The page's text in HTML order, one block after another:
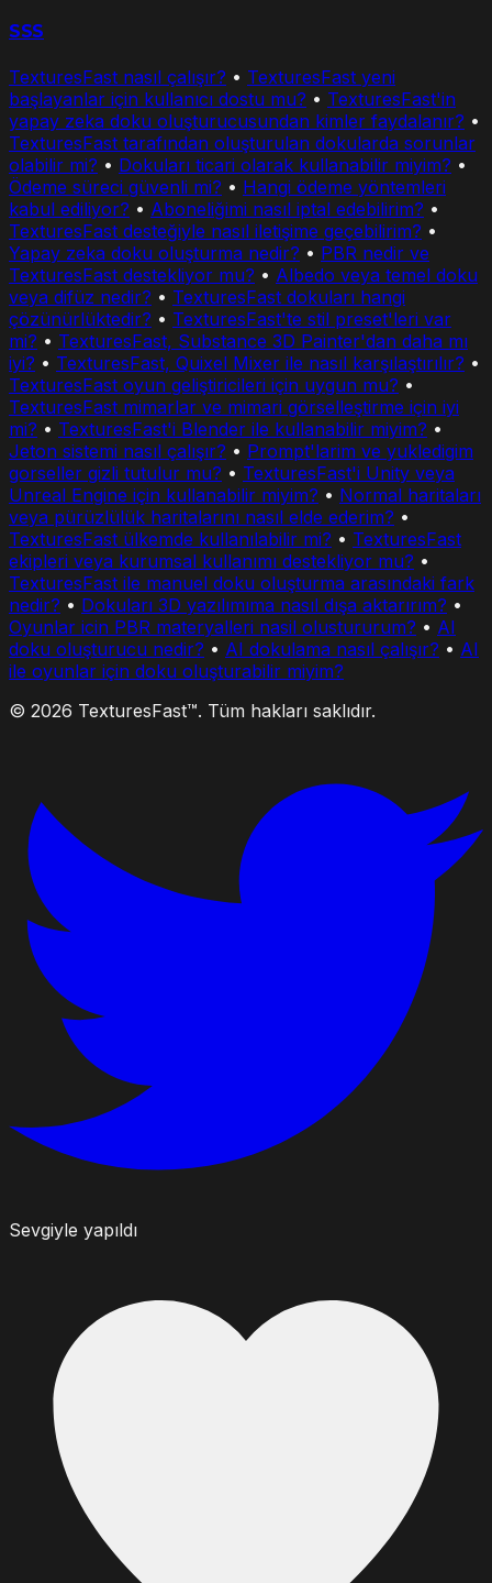
SSS
TexturesFast nasıl çalışır? • TexturesFast yeni
başlayanlar için kullanıcı dostu mu? • TexturesFast'in
yapay zeka doku oluşturucusundan kimler faydalanır? •
TexturesFast tarafından oluşturulan dokularda sorunlar
olabilir mi? • Dokuları ticari olarak kullanabilir miyim? •
Ödeme süreci güvenli mi? • Hangi ödeme yöntemleri
kabul ediliyor? • Aboneliğimi nasıl iptal edebilirim? •
TexturesFast desteğiyle nasıl iletişime geçebilirim? •
Yapay zeka doku oluşturma nedir? • PBR nedir ve
TexturesFast destekliyor mu? • Albedo veya temel doku
veya difüz nedir? • TexturesFast dokuları hangi
çözünürlüktedir? • TexturesFast'te stil preset'leri var
mi? • TexturesFast, Substance 3D Painter'dan daha mı
iyi? • TexturesFast, Quixel Mixer ile nasıl karşılaştırılır? •
TexturesFast oyun geliştiricileri için uygun mu? •
TexturesFast mimarlar ve mimari görselleştirme için iyi
mi? • TexturesFast'i Blender ile kullanabilir miyim? •
Jeton sistemi nasıl çalışır? • Prompt'larim ve yukledigim
gorseller gizli tutulur mu? • TexturesFast'i Unity veya
Unreal Engine için kullanabilir miyim? • Normal haritaları
veya pürüzlülük haritalarını nasıl elde ederim? •
TexturesFast ülkemde kullanılabilir mi? • TexturesFast
ekipleri veya kurumsal kullanımı destekliyor mu? •
TexturesFast ile manuel doku oluşturma arasındaki fark
nedir? • Dokuları 3D yazılımıma nasıl dışa aktarırım? •
Oyunlar icin PBR materyalleri nasil olustururum? • AI
doku oluşturucu nedir? • AI dokulama nasıl çalışır? • AI
ile oyunlar için doku oluşturabilir miyim?
© 2026 TexturesFast™. Tüm hakları saklıdır.
Sevgiyle yapıldı